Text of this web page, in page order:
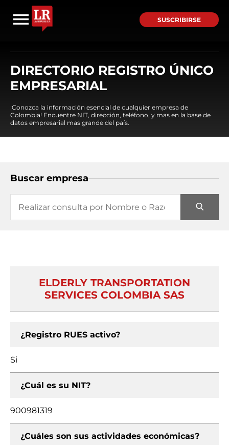
SUSCRIBIRSE
DIRECTORIO REGISTRO ÚNICO
EMPRESARIAL
¡Conozca la información esencial de cualquier empresa de
Colombia! Encuentre NIT, dirección, teléfono, y mas en la base de
datos empresarial mas grande del país.
Buscar empresa
ELDERLY TRANSPORTATION
SERVICES COLOMBIA SAS
¿Registro RUES activo?
Si
¿Cuál es su NIT?
900981319
¿Cuáles son sus actividades económicas?